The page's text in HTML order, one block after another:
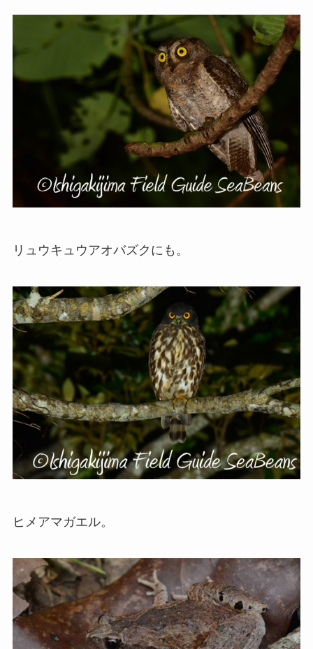
リュウキュウアオバズクにも。
ヒメアマガエル。